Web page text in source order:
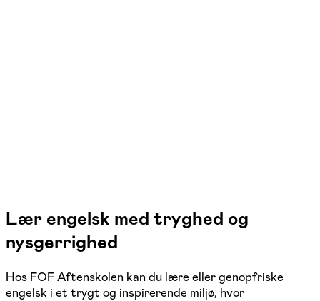
Lær engelsk med tryghed og
nysgerrighed
Hos FOF Aftenskolen kan du lære eller genopfriske
engelsk i et trygt og inspirerende miljø, hvor